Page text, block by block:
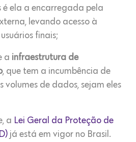
é ela a encarregada pela
levando acesso à
finais;
a infraestrutura de
, que tem a incumbência de
volumes de dados, sejam eles
a Lei Geral da Proteção de
já está em vigor no Brasil.